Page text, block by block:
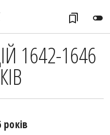
toggle_off
bookmarks
1642-1646
років